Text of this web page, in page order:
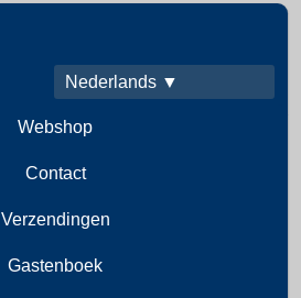
Nederlands ▼
Webshop
Contact
Verzendingen
Gastenboek